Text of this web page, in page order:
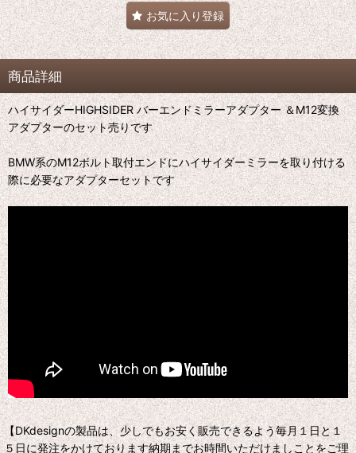
お気に入り登録
商品詳細
ハイサイダーHIGHSIDER バーエンドミラーアダプター ＆M12変換
アダプターのセット売りです
BMW系のM12ボルト取付エンドにハイサイダーミラーを取り付ける
際に必要なアダプターセットです
【DKdesignの製品は、少しでもお安く販売できるよう毎月１日と１
５日に発注をかけております納期までお時間いただけましことをご理